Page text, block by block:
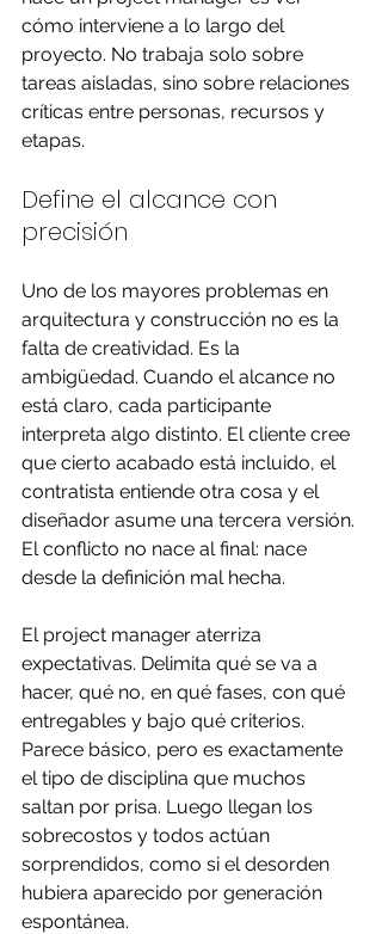
cómo interviene a lo largo del
proyecto. No trabaja solo sobre
tareas aisladas, sino sobre relaciones
críticas entre personas, recursos y
etapas.
Define el alcance con
precisión
Uno de los mayores problemas en
arquitectura y construcción no es la
falta de creatividad. Es la
ambigüedad. Cuando el alcance no
está claro, cada participante
interpreta algo distinto. El cliente cree
que cierto acabado está incluido, el
contratista entiende otra cosa y el
diseñador asume una tercera versión.
El conflicto no nace al final: nace
desde la definición mal hecha.
El project manager aterriza
expectativas. Delimita qué se va a
hacer, qué no, en qué fases, con qué
entregables y bajo qué criterios.
Parece básico, pero es exactamente
el tipo de disciplina que muchos
saltan por prisa. Luego llegan los
sobrecostos y todos actúan
sorprendidos, como si el desorden
hubiera aparecido por generación
espontánea.